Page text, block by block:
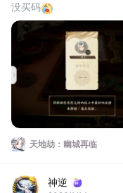
没买码
天地劫：幽城再临
神逆